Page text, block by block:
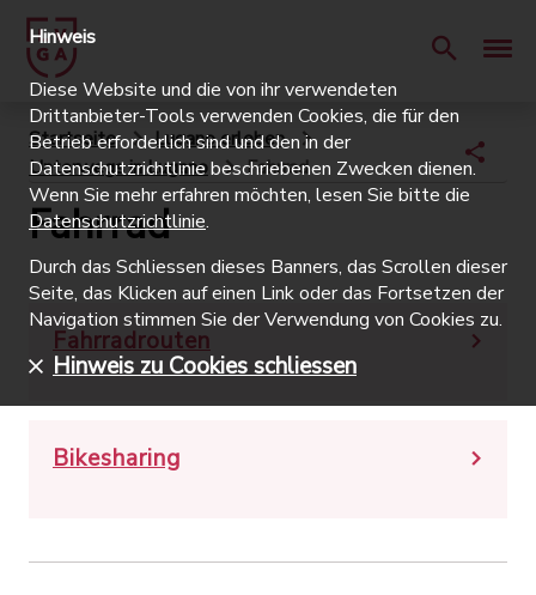
Startseite
Lugano erleben
Unterwegs in Lugano
Fahrrad
Fahrrad
Fahrradrouten
Bikesharing
Hinweis
Diese Website und die von ihr verwendeten
Drittanbieter-Tools verwenden Cookies, die für den
Betrieb erforderlich sind und den in der
Datenschutzrichtlinie beschriebenen Zwecken dienen.
Wenn Sie mehr erfahren möchten, lesen Sie bitte die
Datenschutzrichtlinie.
Durch das Schliessen dieses Banners, das Scrollen dieser
Seite, das Klicken auf einen Link oder das Fortsetzen der
Navigation stimmen Sie der Verwendung von Cookies zu.
Hinweis zu Cookies schliessen